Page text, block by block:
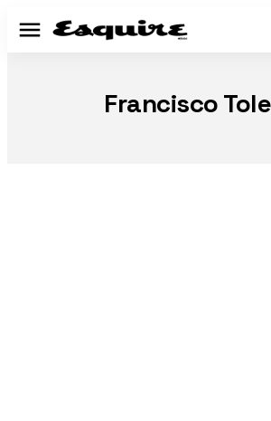
Menú
Francisco